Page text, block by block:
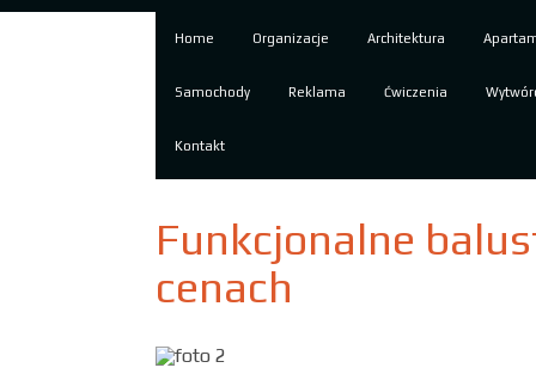
Home Organizacje Architektura
Samochody Reklama Ćwiczenia
Kontakt
Funkcjonalne
cenach